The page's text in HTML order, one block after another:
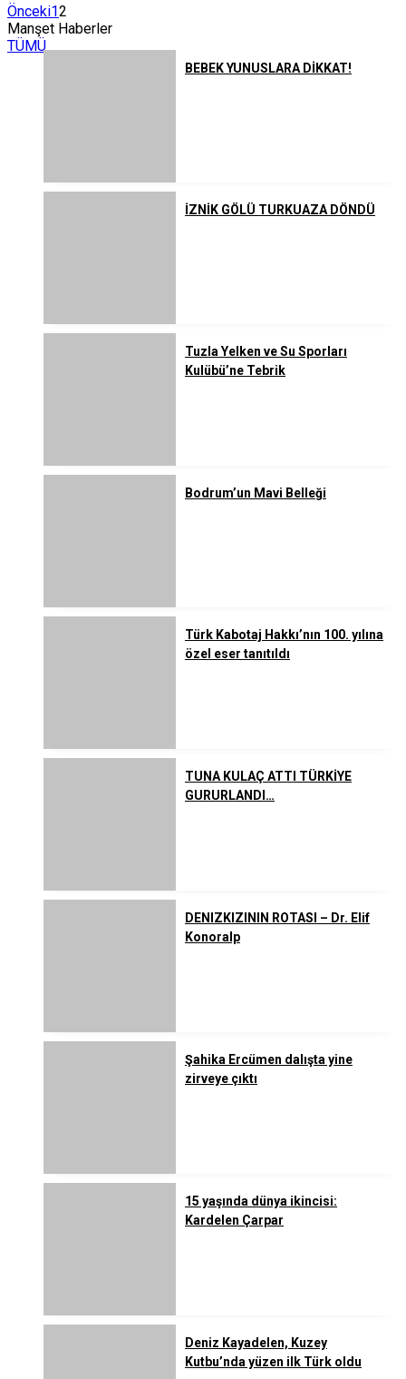
Önceki12
Manşet Haberler
TÜMÜ
BEBEK YUNUSLARA DİKKAT!
İZNİK GÖLÜ TURKUAZA DÖNDÜ
Tuzla Yelken ve Su Sporları
Kulübü’ne Tebrik
Bodrum’un Mavi Belleği
Türk Kabotaj Hakkı’nın 100. yılına
özel eser tanıtıldı
TUNA KULAÇ ATTI TÜRKİYE
GURURLANDI…
DENIZKIZININ ROTASI – Dr. Elif
Konoralp
Şahika Ercümen dalışta yine
zirveye çıktı
15 yaşında dünya ikincisi:
Kardelen Çarpar
Deniz Kayadelen, Kuzey
Kutbu’nda yüzen ilk Türk oldu